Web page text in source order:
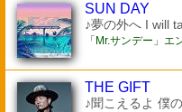
SUN DAY
♪夢の外へ I will
「Mr.サンデー」エ
THE GIFT
♪聞こえるよ 僕